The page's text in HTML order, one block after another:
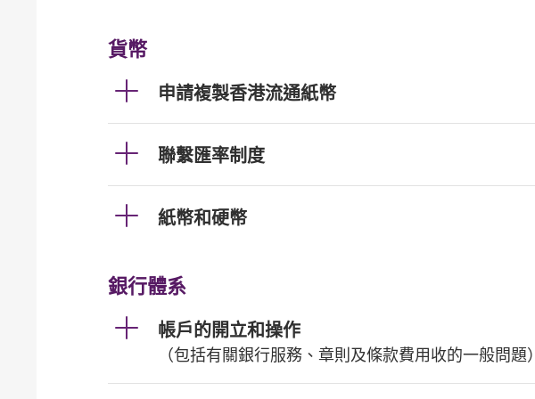
貨幣
申請複製香港流通紙幣
聯繫匯率制度
紙幣和硬幣
銀行體系
帳戶的開立和操作
（包括有關銀行服務、章則及條款費用收的一般問題）